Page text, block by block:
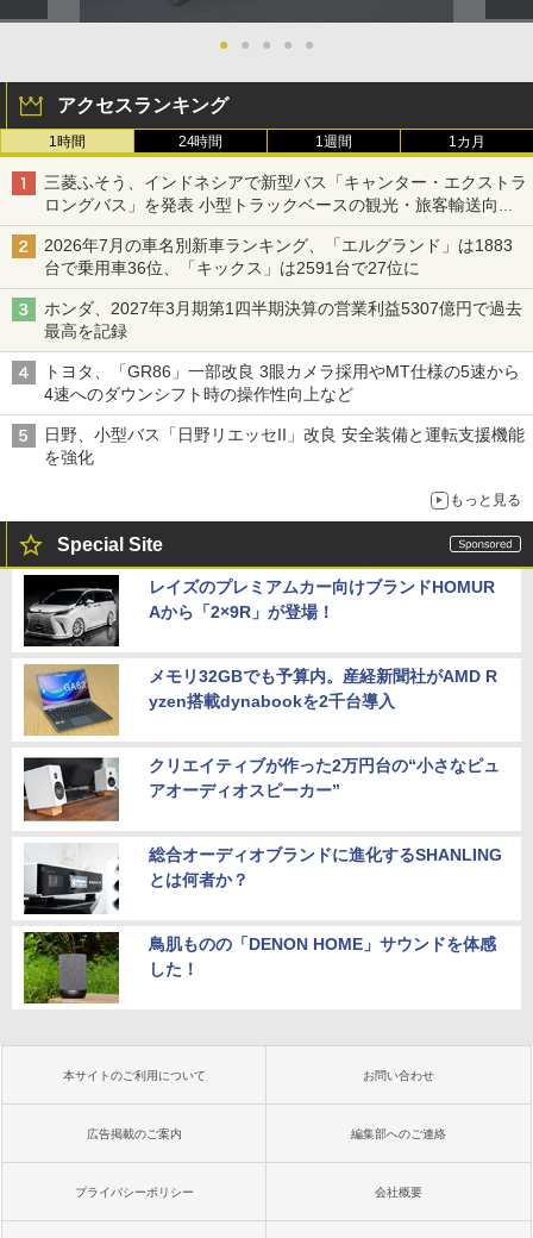
● ● ● ● ●
アクセスランキング
1時間 24時間 1週間 1カ月
三菱ふそう、インドネシアで新型バス「キャンター・エクストラ
ロングバス」を発表 小型トラックベースの観光・旅客輸送向け
バス
2026年7月の車名別新車ランキング、「エルグランド」は1883
台で乗用車36位、「キックス」は2591台で27位に
ホンダ、2027年3月期第1四半期決算の営業利益5307億円で過去
最高を記録
トヨタ、「GR86」一部改良 3眼カメラ採用やMT仕様の5速から
4速へのダウンシフト時の操作性向上など
日野、小型バス「日野リエッセII」改良 安全装備と運転支援機能
を強化
もっと見る
Special Site
レイズのプレミアムカー向けブランドHOMUR
Aから「2×9R」が登場！
メモリ32GBでも予算内。産経新聞社がAMD R
yzen搭載dynabookを2千台導入
クリエイティブが作った2万円台の“小さなピュ
アオーディオスピーカー”
総合オーディオブランドに進化するSHANLING
とは何者か？
鳥肌ものの「DENON HOME」サウンドを体感
した！
本サイトのご利用について お問い合わせ
広告掲載のご案内 編集部へのご連絡
プライバシーポリシー 会社概要